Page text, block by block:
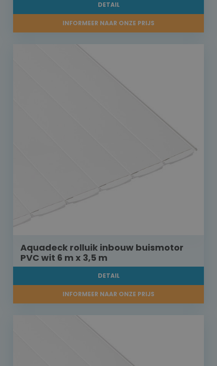
DETAIL
INFORMEER NAAR ONZE PRIJS
Aquadeck rolluik inbouw buismotor
PVC wit 6 m x 3,5 m
DETAIL
INFORMEER NAAR ONZE PRIJS